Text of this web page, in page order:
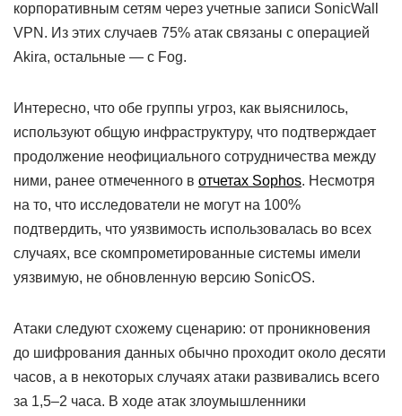
корпоративным сетям через учетные записи SonicWall
VPN. Из этих случаев 75% атак связаны с операцией
Akira, остальные — с Fog.
Интересно, что обе группы угроз, как выяснилось,
используют общую инфраструктуру, что подтверждает
продолжение неофициального сотрудничества между
ними, ранее отмеченного в отчетах Sophos. Несмотря
на то, что исследователи не могут на 100%
подтвердить, что уязвимость использовалась во всех
случаях, все скомпрометированные системы имели
уязвимую, не обновленную версию SonicOS.
Атаки следуют схожему сценарию: от проникновения
до шифрования данных обычно проходит около десяти
часов, а в некоторых случаях атаки развивались всего
за 1,5–2 часа. В ходе атак злоумышленники